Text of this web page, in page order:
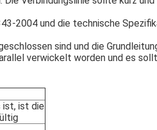
2004 und die technische
sind und die
verwickelt worden und es
ist, ist die